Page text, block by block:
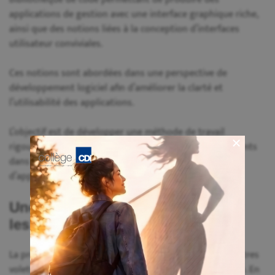
applications de gestion avec une interface graphique riche,
ainsi que des notions liées à la conception d’interfaces
utilisateur conviviales.
Ces notions sont abordées dans une perspective de
développement logiciel afin d’améliorer la clarté et
l’utilisabilité des applications.
L’objectif est de développer une méthode de travail
rigoureuse qui accompagne les étudiantes et les étudiants
dans la création, l’amélioration et la maintenance
d’applications.
Une compétence essentielle pour
les projets d’intégration
La programmation orientée objet soutient plusieurs autres
volets du parcours, notamment les projets d’intégration. En